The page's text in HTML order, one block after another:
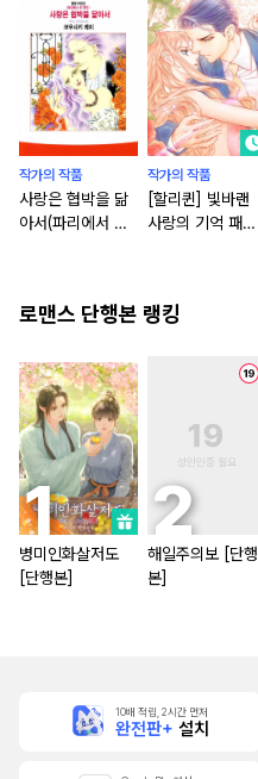
작가의 작품
사랑은 협박을 닮
아서(파리에서 온
작가의 작품
[할리퀸] 빛바랜
사랑의 기억 패키
로맨스 단행본 랭킹
병미인화살저도
[단행본]
해일주의보 [단행
본]
10배 적립, 2시간 먼저
완전판+ 설치